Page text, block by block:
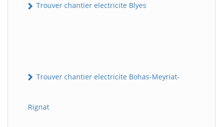
Trouver chantier electricite Blyes
Trouver chantier electricite Bohas-Meyriat-
Rignat